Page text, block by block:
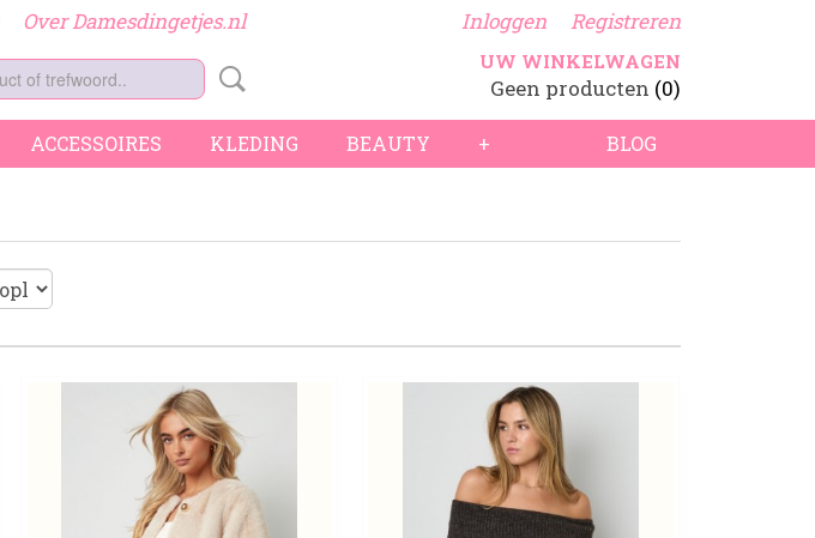
Over Damesdingetjes.nl Inloggen Registreren
UW WINKELWAGEN
Geen producten (0)
BLOG
ACCESSOIRES KLEDING BEAUTY +